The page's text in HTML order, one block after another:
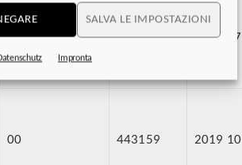
SALVA LE IMPOSTAZIONI
Impronta
04 441750 2022 07
00 443159 2019 10